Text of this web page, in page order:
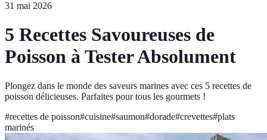
31 mai 2026
5 Recettes Savoureuses de
Poisson à Tester Absolument
Plongez dans le monde des saveurs marines avec ces 5 recettes de
poisson délicieuses. Parfaites pour tous les gourmets !
#recettes de poisson#cuisine#saumon#dorade#crevettes#plats
marinés